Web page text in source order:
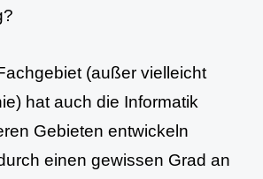
(außer vielleicht
hat auch die Informatik
Gebieten entwickeln
einen gewissen Grad an